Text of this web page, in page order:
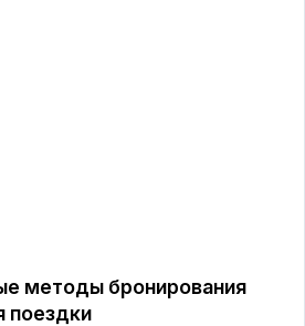
методы бронирования
поездки